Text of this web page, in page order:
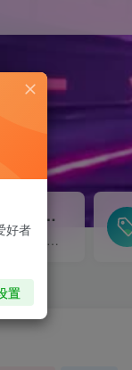
素材资源NEW
海量素材,资源分享...
好者
置